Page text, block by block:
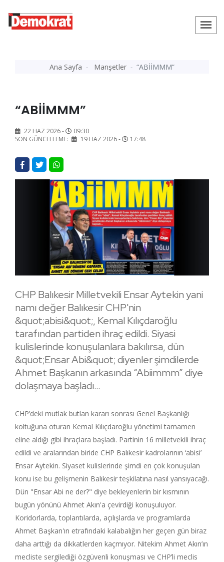
Ana Sayfa Manşetler “ABİİMMM”
“ABİİMMM”
22 HAZ 2026 -
09:30
SON GÜNCELLEME:
19 HAZ 2026 - 17:48
CHP Balıkesir Milletvekili Ensar Aytekin yani
namı değer Balıkesir CHP'nin
&quot;abisi&quot;, Kemal Kılıçdaroğlu
tarafından partiden ihraç edildi. Siyasi
kulislerinde konuşulanlara bakılırsa, dün
&quot;Ensar Abi&quot; diyenler şimdilerde
Ahmet Başkanın arkasında “Abiimmm” diye
dolaşmaya başladı…
CHP’deki mutlak butlan kararı sonrası Genel Başkanlığı
koltuğuna oturan Kemal Kılıçdaroğlu yönetimi tamamen
eline aldığı gibi ihraçlara başladı. Partinin 16 milletvekili ihraç
edildi ve aralarından biride CHP Balıkesir kadrolarının ‘abisi’
Ensar Aytekin. Siyaset kulislerinde şimdi en çok konuşulan
konu ise bu gelişmenin Balıkesir teşkilatına nasıl yansıyacağı.
Dün "Ensar Abi ne der?" diye bekleyenlerin bir kısmının
bugün yönünü Ahmet Akın'a çevirdiği konuşuluyor.
Koridorlarda, toplantılarda, açılışlarda ve programlarda
Ahmet Başkan'ın etrafındaki kalabalığın her geçen gün biraz
daha arttığı da dikkatlerden kaçmıyor. Nitekim Ahmet Akın’ın
mecliste sergilediği özgüvenli konuşması ve CHP’li meclis